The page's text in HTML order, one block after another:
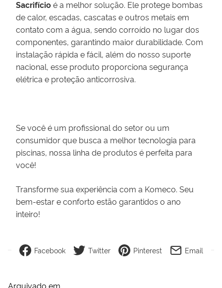
Sacrifícioé a melhor solução. Ele protege bombas
de calor, escadas, cascatas e outros metais em
contato com a água, sendo corroído no lugar dos
componentes, garantindo maior durabilidade. Com
instalação rápida e fácil, além do nosso suporte
nacional, esse produto proporciona segurança
elétrica e proteção anticorrosiva.
Se você é um profissional do setor ou um
consumidor que busca a melhor tecnologia para
piscinas, nossa linha de produtos é perfeita para
você!
Transforme sua experiência com a Komeco. Seu
bem-estar e conforto estão garantidos o ano
inteiro!
Facebook Twitter Pinterest Email
Arquivado em